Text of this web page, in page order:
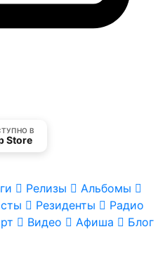
В
Store
Релизы
Альбомы
Резиденты
Радио
Видео Афиша
Блог